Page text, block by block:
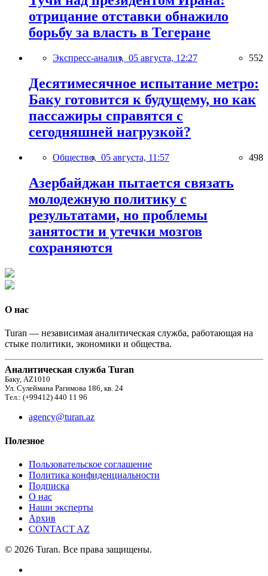
отрицание отставки обнажило
борьбу за власть в Тегеране
Экспресс-анализ, 05 августа, 12:27 552
Десятимесячное испытание метро:
Баку готовится к будущему, но как
пассажиры справятся с
сегодняшней нагрузкой?
Общество, 05 августа, 11:57 498
Азербайджан пытается связать
молодежную политику с
результатами, но проблемы
занятости и утечки мозгов
сохраняются
О нас
Turan — независимая аналитическая служба, работающая на
стыке политики, экономики и общества.
Аналитическая служба Turan
Баку, AZ1010
Ул. Сулеймана Рагимова 186, кв. 24
Тел.: (+99412) 440 11 96
agency@turan.az
Полезное
Пользовательское соглашение
Политика конфиденциальности
Подписка
О нас
Наши эксперты
Архив
CONTACT AZ
© 2026 Turan. Все права защищены.